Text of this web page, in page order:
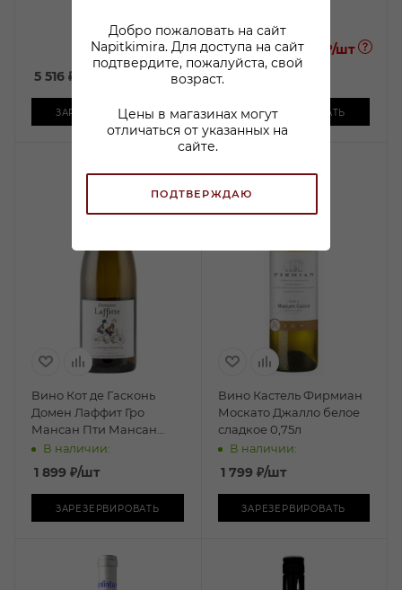
Добро пожаловать на сайт
Napitkimira. Для доступа на сайт
подтвердите, пожалуйста, свой
возраст.
Цены в магазинах могут
отличаться от указанных на
сайте.
ПОДТВЕРЖДАЮ
5 516 ₽
ЗАРЕЗЕРВИРОВАТЬ
1 082 ₽/шт
По карте:869.99 ₽/шт
-
ЗАРЕЗЕРВИРОВАТЬ
Вино Кот де Гасконь
Домен Лаффит Гро
Мансан Пти Мансан
белое сладкое 0,75л
В наличии:
1 899 ₽/шт
ЗАРЕЗЕРВИРОВАТЬ
Вино Кастель Фирмиан
Москато Джалло белое
сладкое 0,75л
В наличии:
1 799₽/шт
ЗАРЕЗЕРВИРОВАТЬ